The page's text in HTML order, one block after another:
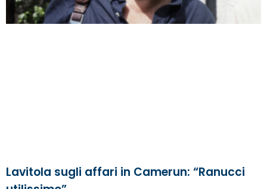
Lavitola sugli affari in Camerun: “Ranucci